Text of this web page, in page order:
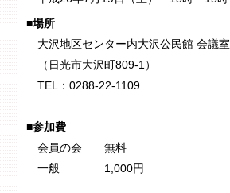
■場所
大沢地区センター内大沢公民館 会議室
（日光市大沢町809-1）
TEL：0288-22-1109
■参加費
会員の会 無料
一般 1,000円